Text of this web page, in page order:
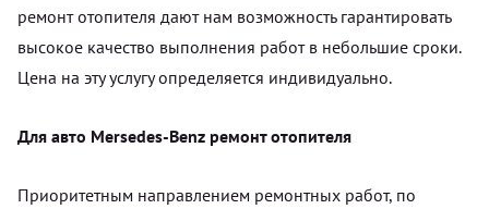
ремонт отопителя дают нам возможность гарантировать
высокое качество выполнения работ в небольшие сроки.
Цена на эту услугу определяется индивидуально.
Для авто Mersedes-Benz ремонт отопителя
Приоритетным направлением ремонтных работ, по